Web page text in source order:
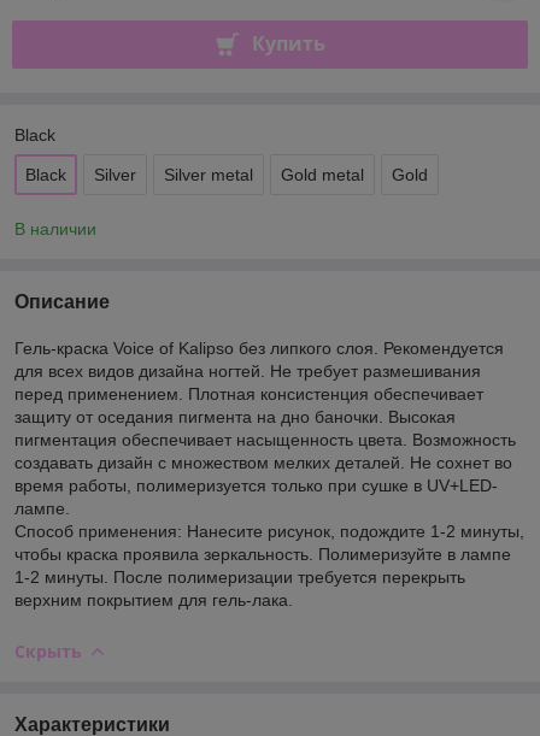
Купить
Black
Black Silver Silver metal Gold metal Gold
В наличии
Описание
Гель-краска Voice of Kalipso без липкого слоя. Рекомендуется
для всех видов дизайна ногтей. Не требует размешивания
перед применением. Плотная консистенция обеспечивает
защиту от оседания пигмента на дно баночки. Высокая
пигментация обеспечивает насыщенность цвета. Возможность
создавать дизайн с множеством мелких деталей. Не сохнет во
время работы, полимеризуется только при сушке в UV+LED-
лампе.
Способ применения: Нанесите рисунок, подождите 1-2 минуты,
чтобы краска проявила зеркальность. Полимеризуйте в лампе
1-2 минуты. После полимеризации требуется перекрыть
верхним покрытием для гель-лака.
Скрыть
Характеристики